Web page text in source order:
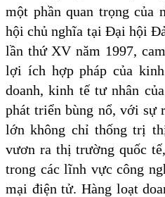
một phần quan trọng của
hội chủ nghĩa tại Đại hội
lần thứ XV năm 1997,
lợi ích hợp pháp của
doanh, kinh tế tư nhân
phát triển bùng nổ, với sự
lớn không chỉ thống trị
vươn ra thị trường quốc
trong các lĩnh vực công
mại điện tử. Hàng loạt